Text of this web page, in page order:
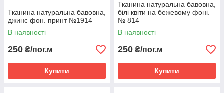
Тканина натуральна бавовна,
джинс фон. принт №1914
В наявності
250 ₴/пог.м
Купити
Тканина натуральна бавовна,
білі квіти на бежевому фоні.
№ 814
В наявності
250 ₴/пог.м
Купити